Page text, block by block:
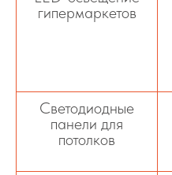
гипермаркетов
Светодиодные
панели для
потолков